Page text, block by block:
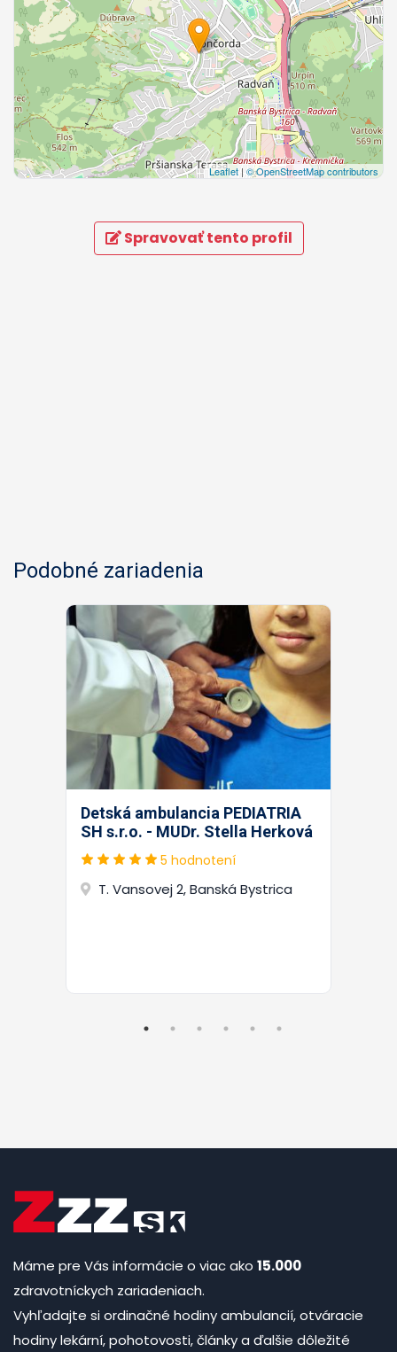
Leaflet | © OpenStreetMap contributors
Spravovať tento profil
Podobné zariadenia
Detská ambulancia PEDIATRIA
SH s.r.o. - MUDr. Stella Herková
5 hodnotení
T. Vansovej 2, Banská Bystrica
Máme pre Vás informácie o viac ako 15.000
zdravotníckych zariadeniach.
Vyhľadajte si ordinačné hodiny ambulancií, otváracie
hodiny lekární, pohotovosti, články a ďalšie dôležité